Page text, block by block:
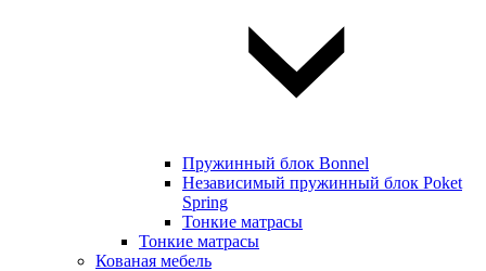
Пружинный блок Bonnel
Независимый пружинный блок Poket
Spring
Тонкие матрасы
Тонкие матрасы
Кованая мебель